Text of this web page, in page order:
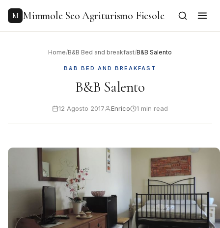
content
M Mimmole Seo Agriturismo Fiesole
Home/B&B Bed and breakfast/B&B Salento
B&B BED AND BREAKFAST
B&B Salento
12 Agosto 2017 Enrico 1 min read